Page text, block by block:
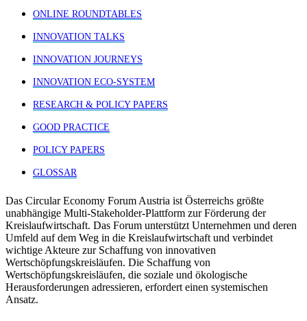
ONLINE ROUNDTABLES
INNOVATION TALKS
INNOVATION JOURNEYS
INNOVATION ECO-SYSTEM
RESEARCH & POLICY PAPERS
GOOD PRACTICE
POLICY PAPERS
GLOSSAR
Das Circular Economy Forum Austria ist Österreichs größte
unabhängige Multi-Stakeholder-Plattform zur Förderung der
Kreislaufwirtschaft. Das Forum unterstützt Unternehmen und deren
Umfeld auf dem Weg in die Kreislaufwirtschaft und verbindet
wichtige Akteure zur Schaffung von innovativen
Wertschöpfungskreisläufen. Die Schaffung von
Wertschöpfungskreisläufen, die soziale und ökologische
Herausforderungen adressieren, erfordert einen systemischen
Ansatz.